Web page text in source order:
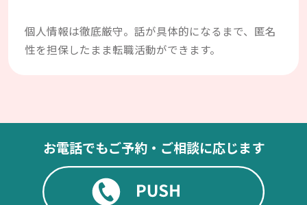
個人情報は徹底厳守。話が具体的になるまで、匿名
性を担保したまま転職活動ができます。
お電話でもご予約・ご相談に応じます